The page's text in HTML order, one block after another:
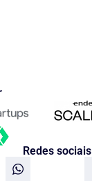
Redes sociais